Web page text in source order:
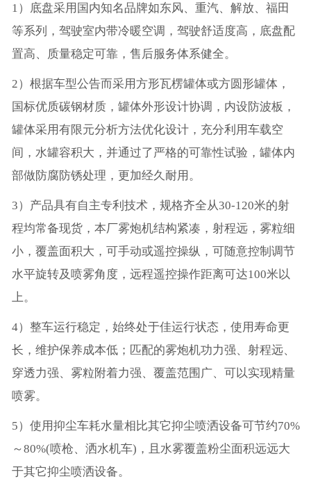
1）底盘采用国内知名品牌如东风、重汽、解放、福田
等系列，驾驶室内带冷暖空调，驾驶舒适度高，底盘配
置高、质量稳定可靠，售后服务体系健全。
2）根据车型公告而采用方形瓦楞罐体或方圆形罐体，
国标优质碳钢材质，罐体外形设计协调，内设防波板，
罐体采用有限元分析方法优化设计，充分利用车载空
间，水罐容积大，并通过了严格的可靠性试验，罐体内
部做防腐防锈处理，更加经久耐用。
3）产品具有自主专利技术，规格齐全从30-120米的射
程均常备现货，本厂雾炮机结构紧凑，射程远，雾粒细
小，覆盖面积大，可手动或遥控操纵，可随意控制调节
水平旋转及喷雾角度，远程遥控操作距离可达100米以
上。
4）整车运行稳定，始终处于佳运行状态，使用寿命更
长，维护保养成本低；匹配的雾炮机功力强、射程远、
穿透力强、雾粒附着力强、覆盖范围广、可以实现精量
喷雾。
5）使用抑尘车耗水量相比其它抑尘喷洒设备可节约70%
～80%(喷枪、洒水机车)，且水雾覆盖粉尘面积远远大
于其它抑尘喷洒设备。